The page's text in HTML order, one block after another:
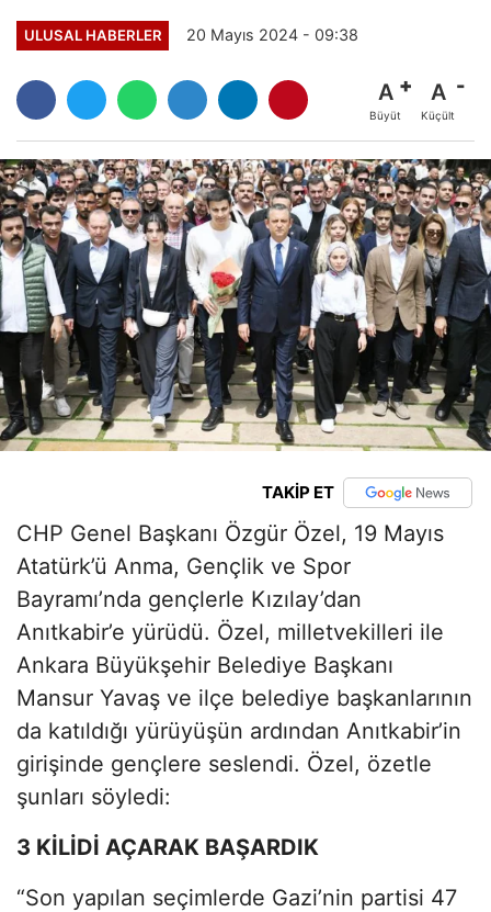
ULUSAL HABERLER 20 Mayıs 2024 - 09:38
A
Büyüt
A
Küçült
TAKİP ET
CHP Genel Başkanı Özgür Özel, 19 Mayıs
Atatürk’ü Anma, Gençlik ve Spor
Bayramı’nda gençlerle Kızılay’dan
Anıtkabir’e yürüdü. Özel, milletvekilleri ile
Ankara Büyükşehir Belediye Başkanı
Mansur Yavaş ve ilçe belediye başkanlarının
da katıldığı yürüyüşün ardından Anıtkabir’in
girişinde gençlere seslendi. Özel, özetle
şunları söyledi:
3 KİLİDİ AÇARAK BAŞARDIK
“Son yapılan seçimlerde Gazi’nin partisi 47